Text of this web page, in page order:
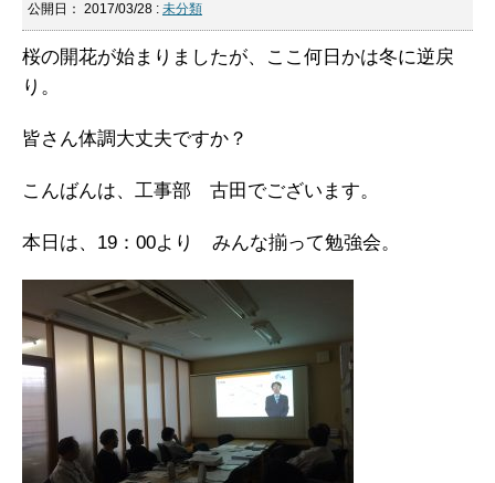
公開日： 2017/03/28 : 未分類
桜の開花が始まりましたが、ここ何日かは冬に逆戻
り。
皆さん体調大丈夫ですか？
こんばんは、工事部 古田でございます。
本日は、19：00より みんな揃って勉強会。